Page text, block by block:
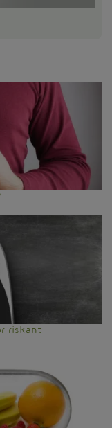
riskant